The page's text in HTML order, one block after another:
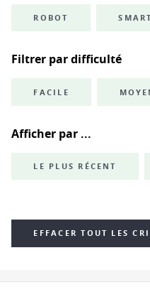
ROBOT
Filtrer par difficulté
FACILE
Afficher par ...
LE PLUS RÉCENT
EFFACER TOUT LES